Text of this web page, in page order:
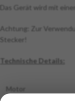
Das Gerät wird mit
Achtung: Zur
Stecker!
Technische Details:
Motor